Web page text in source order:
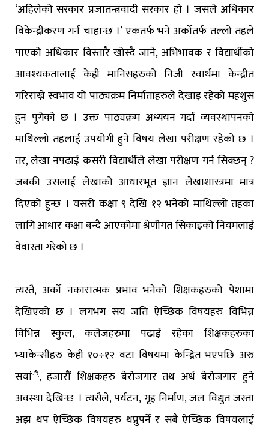
‘अहिलेको सरकार प्रजातन्त्रवादी सरकार हो । जसले अधिकार
विकेन्द्रीकरण गर्न चाहान्छ ।’ एकतर्फ भने अर्कोतर्फ तल्लो तहले
पाएको अधिकार विस्तारै खोस्दै जाने, अभिभावक र विद्यार्थीको
आवश्यकतालाई केही मानिसहरुको निजी स्वार्थमा केन्द्रीत
गरिराख्ने स्वभाव यो पाठ्यक्रम निर्माताहरुले देखाइ रहेको महशुस
हुन पुगेको छ । उक्त पाठ्यक्रम अध्ययन गर्दा व्यवस्थापनको
माथिल्लो तहलाई उपयोगी हुने विषय लेखा परीक्षण रहेको छ ।
तर, लेखा नपढाई कसरी विद्यार्थीले लेखा परीक्षण गर्न सिक्छन् ?
जबकी उसलाई लेखाको आधारभूत ज्ञान लेखाशास्त्रमा मात्र
दिएको हुन्छ । यसरी कक्षा ९ देखि १२ भनेको माथिल्लो तहका
लागि आधार कक्षा बन्दै आएकोमा श्रेणीगत सिकाइको नियमलाई
वेवास्ता गरेको छ ।
त्यस्तै, अर्को नकारात्मक प्रभाव भनेको शिक्षकहरुको पेशामा
देखिएको छ । लगभग सय जति ऐच्छिक विषयहरु विभिन्न
विभिन्न स्कुल, कलेजहरुमा पढाई रहेका शिक्षकहरुका
भ्याकेन्सीहरु केही १०÷१२ वटा विषयमा केन्द्रित भएपछि अरु
सयांै, हजारौं शिक्षकहरु बेरोजगार तथ अर्ध बेरोजगार हुने
अवस्था देखिन्छ । त्यसैले, पर्यटन, गृह निर्माण, जल विद्युत जस्ता
अझ थप ऐच्छिक विषयहरु थप्नुपर्ने र सबै ऐच्छिक विषयलाई